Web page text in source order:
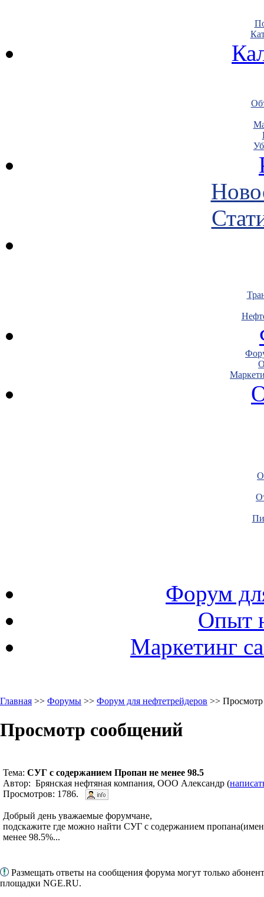
Форум
Опыт
Маркетинг
Главная >> Форумы >> Форум для нефтетрейдеров >>
Просмотр сообщений
Тема: СУГ с содержанием Пропан не менее 98.5
Автор: Брянская нефтяная компания, ООО Александр (
Просмотров: 1786.
Добрый день уважаемые форумчане,
подскажите где можно найти СУГ с содержанием
менее 98.5%...
Размещать ответы на сообщения форума могут только
площадки NGE.RU.